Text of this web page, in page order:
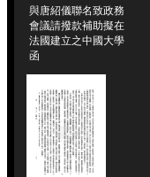
與唐紹儀聯名致政務
會議請撥款補助擬在
法國建立之中國大學
函